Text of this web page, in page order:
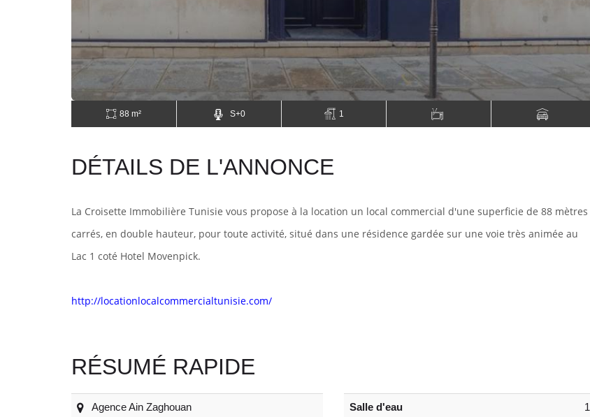
88 m² S+0 1
DÉTAILS DE L'ANNONCE
La Croisette Immobilière Tunisie vous propose à la location un local commercial d'une superficie de 88 mètres
carrés, en double hauteur, pour toute activité, situé dans une résidence gardée sur une voie très animée au
Lac 1 coté Hotel Movenpick.
http://locationlocalcommercialtunisie.com/
RÉSUMÉ RAPIDE
Agence Ain Zaghouan Salle d'eau 1